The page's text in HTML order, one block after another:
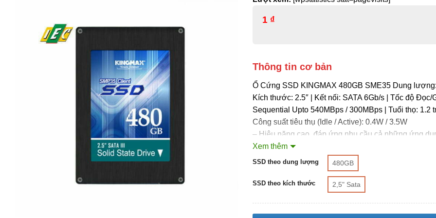
1 ₫
Thông tin cơ bản
Ổ Cứng SSD KINGMAX 480GB SME35 Dung lượng:
Kích thước: 2.5″ | Kết nối: SATA 6Gb/s | Tốc độ Đọc/
Sequential Upto 540MBps / 300MBps | Tuổi thọ: 1.2
Công suất tiêu thụ (Idle / Active): 0.4W / 3.5W
– Hiệu năng cao, đáp ứng nhu cầu cả những ứng
– Chip nhớ NAND tiết kiệm điện và độ ổn định cao
– Bảo vệ an toàn dữ liệu với cơ chế AES-256 & 55
– Chống rung, chống Shock và hoạt động cực êm
– Cơ chế giám sát S.M.A.R.T
– Supports the SATA 3.1 interface
Xem thêm
SSD theo dung lượng 480GB
SSD theo kích thước 2,5" Sata